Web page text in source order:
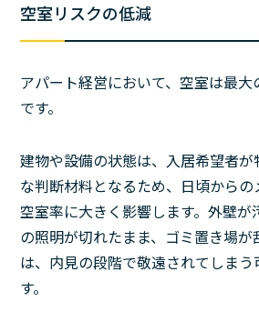
空室リスクの低減
アパート経営において、空室は最
です。
建物や設備の状態は、入居希望者
な判断材料となるため、日頃から
空室率に大きく影響します。外壁
の照明が切れたまま、ゴミ置き場
は、内見の段階で敬遠されてしまう
す。